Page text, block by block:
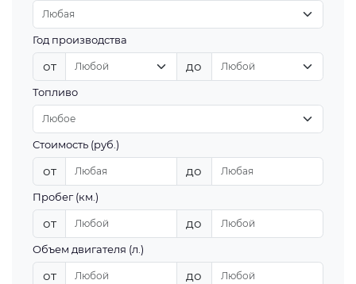
Год производства
от до
Топливо
Стоимость (руб.)
от до
Пробег (км.)
от до
Объем двигателя (л.)
от до